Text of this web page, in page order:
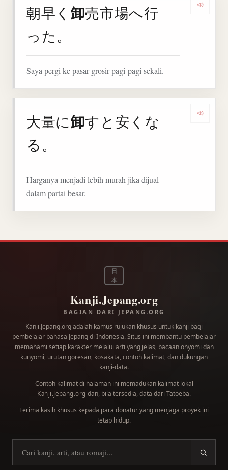
朝早く 卸売市場へ行
った。
Saya pergi ke pasar grosir pagi-pagi sekali.
大量に卸すと安くな
る。
Harganya menjadi lebih murah jika dijual
dalam partai besar.
日
本
Kanji.Jepang.org
BAGIAN DARI JEPANG.ORG
Kanji.Jepang.org adalah kamus rujukan khusus untuk kanji bagi
pembelajar bahasa Jepang di Indonesia. Situs ini membantu pembelajar
memahami setiap karakter melalui arti yang jelas, bacaan onyomi dan
kunyomi, urutan goresan, kosakata, contoh kalimat, dan dukungan
kanji-data.
Contoh kalimat di halaman ini memadukan kalimat lokal
Kanji.Jepang.org dan, bila tersedia, data dari Tatoeba.
Terima kasih khusus kepada para donaturyang menjaga proyek ini
tetap hidup.
Cari kanji